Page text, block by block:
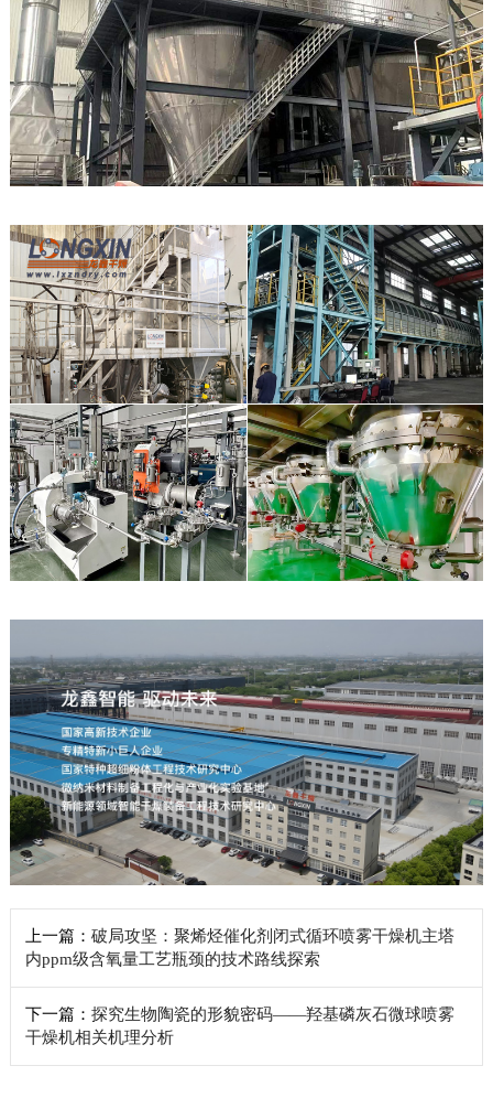
上一篇： 破局攻坚：聚烯烃催化剂闭式循环喷雾干燥机主塔
内ppm级含氧量工艺瓶颈的技术路线探索
下一篇： 探究生物陶瓷的形貌密码——羟基磷灰石微球喷雾
干燥机相关机理分析